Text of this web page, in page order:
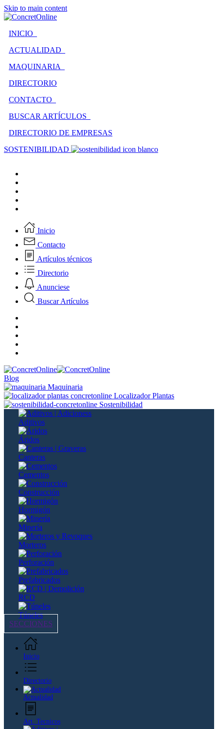
Skip to main content
INICIO
ACTUALIDAD
MAQUINARIA
DIRECTORIO
CONTACTO
BUSCAR ARTÍCULOS
DIRECTORIO DE EMPRESAS
SOSTENIBILIDAD
Inicio
Contacto
Artículos técnicos
Directorio
Anunciese
Buscar Artículos
Blog
Maquinaria
Localizador Plantas
Sostenibilidad
Aditivos
Áridos
Canteras
Cementos
Construcción
Hormigón
Minería
Morteros
Perforación
Prefabricados
RCD
Túneles
SECCIONES
Inicio
Directorio
Actualidad
Art. Tecnicos